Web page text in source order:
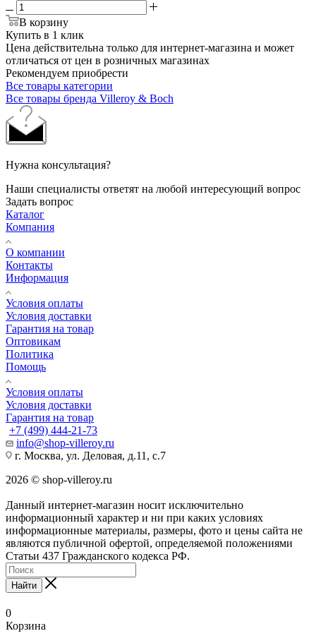
В корзину
Купить в 1 клик
Цена действительна только для интернет-магазина и может
отличаться от цен в розничных магазинах
Рекомендуем приобрести
Все товары категории
Все товары бренда Villeroy & Boch
Нужна консультация?
Наши специалисты ответят на любой интересующий вопрос
Задать вопрос
Каталог
Компания
О компании
Контакты
Информация
Условия оплаты
Условия доставки
Гарантия на товар
Оптовикам
Политика
Помощь
Условия оплаты
Условия доставки
Гарантия на товар
+7 (499) 444-21-73
info@shop-villeroy.ru
г. Москва, ул. Деловая, д.11, с.7
2026 © shop-villeroy.ru
Данный интернет-магазин носит исключительно
информационный характер и ни при каких условиях
информационные материалы, размеры, фото и цены сайта не
являются публичной офертой, определяемой положениями
Статьи 437 Гражданского кодекса РФ.
Найти
0
Корзина